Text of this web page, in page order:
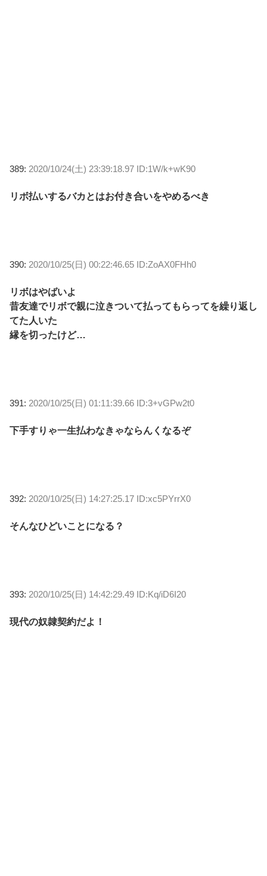
389: 2020/10/24(土) 23:39:18.97 ID:1W/k+wK90
リボ払いするバカとはお付き合いをやめるべき
390: 2020/10/25(日) 00:22:46.65 ID:ZoAX0FHh0
リボはやばいよ
昔友達でリボで親に泣きついて払ってもらってを繰り返し
てた人いた
縁を切ったけど…
391: 2020/10/25(日) 01:11:39.66 ID:3+vGPw2t0
下手すりゃ一生払わなきゃならんくなるぞ
392: 2020/10/25(日) 14:27:25.17 ID:xc5PYrrX0
そんなひどいことになる？
393: 2020/10/25(日) 14:42:29.49 ID:Kq/iD6I20
現代の奴隷契約だよ！